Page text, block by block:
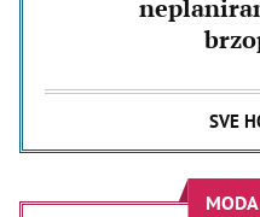
SVE